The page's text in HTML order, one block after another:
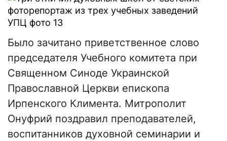
Было зачитано приветственное слово
председателя Учебного комитета при
Священном Синоде Украинской
Православной Церкви епископа
Ирпенского Климента. Митрополит
Онуфрий поздравил преподавателей,
воспитанников духовной семинарии и